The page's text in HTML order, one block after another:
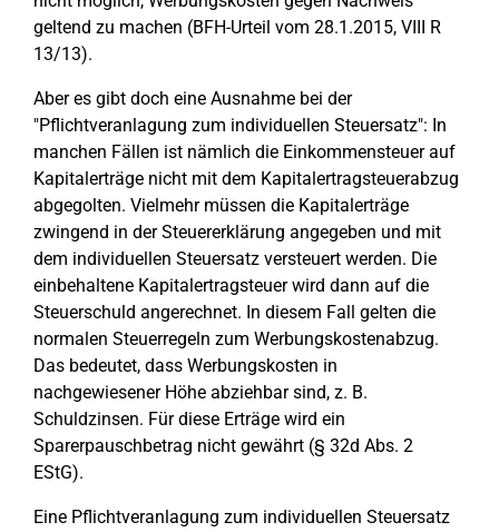
geltend zu machen (BFH-Urteil vom 28.1.2015, VIII R
13/13).
Aber es gibt doch eine Ausnahme bei der
"Pflichtveranlagung zum individuellen Steuersatz": In
manchen Fällen ist nämlich die Einkommensteuer auf
Kapitalerträge nicht mit dem Kapitalertragsteuerabzug
abgegolten. Vielmehr müssen die Kapitalerträge
zwingend in der Steuererklärung angegeben und mit
dem individuellen Steuersatz versteuert werden. Die
einbehaltene Kapitalertragsteuer wird dann auf die
Steuerschuld angerechnet. In diesem Fall gelten die
normalen Steuerregeln zum Werbungskostenabzug.
Das bedeutet, dass Werbungskosten in
nachgewiesener Höhe abziehbar sind, z. B.
Schuldzinsen. Für diese Erträge wird ein
Sparerpauschbetrag nicht gewährt (§ 32d Abs. 2
EStG).
Eine Pflichtveranlagung zum individuellen Steuersatz